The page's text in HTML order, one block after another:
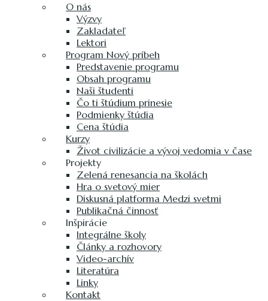
O nás
Výzvy
Zakladateľ
Lektori
Program Nový príbeh
Predstavenie programu
Obsah programu
Naši študenti
Čo ti štúdium prinesie
Podmienky štúdia
Cena štúdia
Kurzy
Život civilizácie a vývoj vedomia v čase
Projekty
Zelená renesancia na školách
Hra o svetový mier
Diskusná platforma Medzi svetmi
Publikačná činnosť
Inšpirácie
Integrálne školy
Články a rozhovory
Video-archív
Literatúra
Linky
Kontakt